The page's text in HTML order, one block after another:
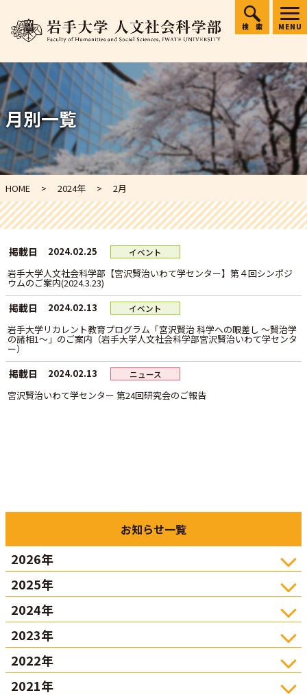
検索 MENU
月別一覧
HOME 2024年 2月
掲載日 2024.02.25 イベント
岩手大学人文社会科学部【宮沢賢治いわて学センター】第４回シンポジ
ウムのご案内(2024.3.23)
掲載日 2024.02.13 イベント
岩手大学リカレント教育プログラム「宮沢賢治 科学への眼差し ～賢治学
の諸相1～」のご案内（岩手大学人文社会科学部宮沢賢治いわて学センタ
ー）
掲載日 2024.02.13 ニュース
宮沢賢治いわて学センター 第24回研究会のご報告
お知らせ一覧
2026年
2025年
2024年
2023年
2022年
2021年